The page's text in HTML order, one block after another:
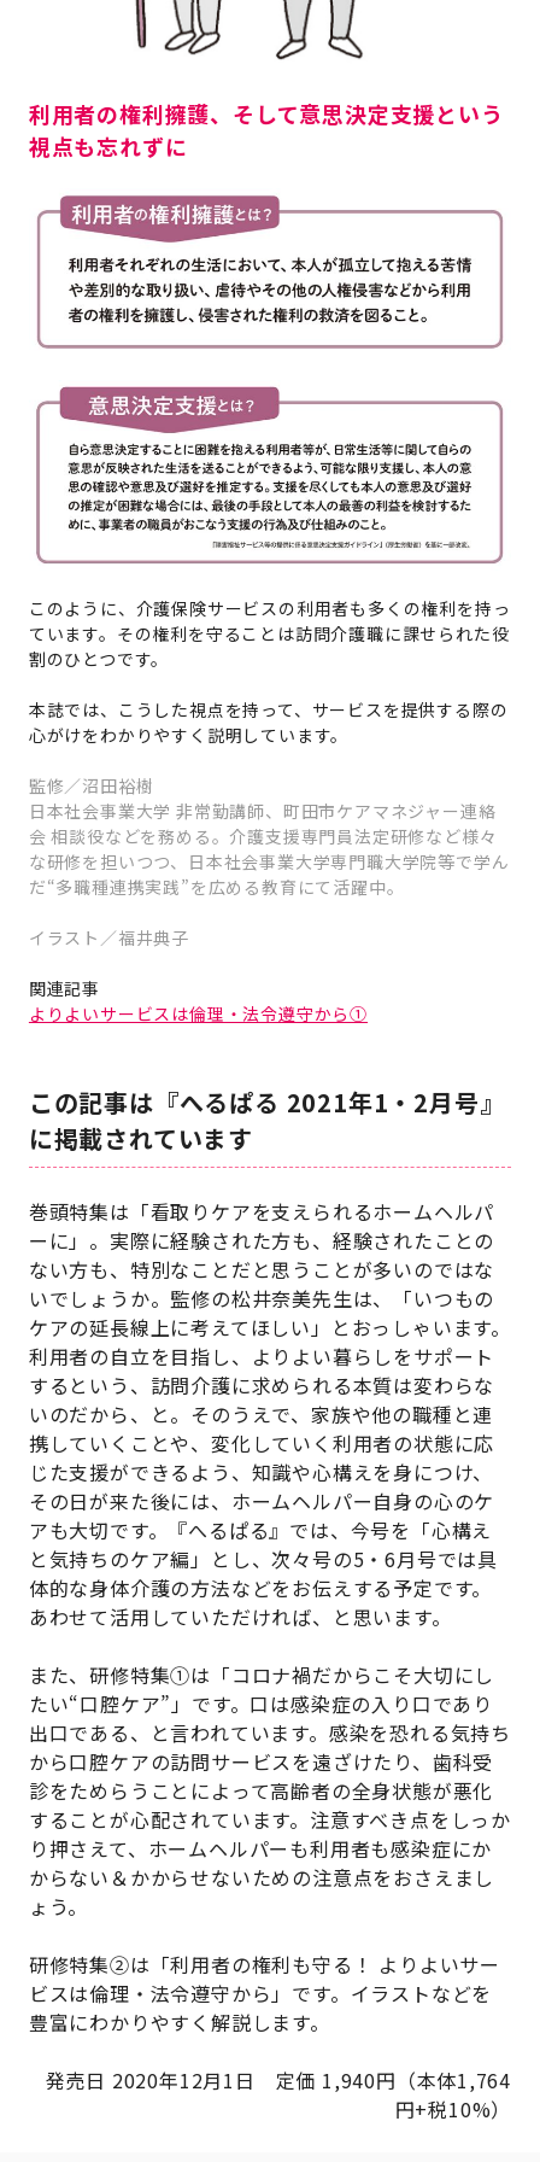
利用者の権利擁護、そして意思決定支援という
視点も忘れずに
このように、介護保険サービスの利用者も多くの権利を持っ
ています。その権利を守ることは訪問介護職に課せられた役
割のひとつです。
本誌では、こうした視点を持って、サービスを提供する際の
心がけをわかりやすく説明しています。
監修／沼田裕樹
日本社会事業大学 非常勤講師、町田市ケアマネジャー連絡
会 相談役などを務める。介護支援専門員法定研修など様々
な研修を担いつつ、日本社会事業大学専門職大学院等で学ん
だ“多職種連携実践”を広める教育にて活躍中。
イラスト／福井典子
関連記事
よりよいサービスは倫理・法令遵守から①
この記事は『へるぱる 2021年1・2月号』
に掲載されています
巻頭特集は「看取りケアを支えられるホームヘルパ
ーに」。実際に経験された方も、経験されたことの
ない方も、特別なことだと思うことが多いのではな
いでしょうか。監修の松井奈美先生は、「いつもの
ケアの延長線上に考えてほしい」とおっしゃいます。
利用者の自立を目指し、よりよい暮らしをサポート
するという、訪問介護に求められる本質は変わらな
いのだから、と。そのうえで、家族や他の職種と連
携していくことや、変化していく利用者の状態に応
じた支援ができるよう、知識や心構えを身につけ、
その日が来た後には、ホームヘルパー自身の心のケ
アも大切です。『へるぱる』では、今号を「心構え
と気持ちのケア編」とし、次々号の5・6月号では具
体的な身体介護の方法などをお伝えする予定です。
あわせて活用していただければ、と思います。
また、研修特集①は「コロナ禍だからこそ大切にし
たい“口腔ケア”」です。口は感染症の入り口であり
出口である、と言われています。感染を恐れる気持ち
から口腔ケアの訪問サービスを遠ざけたり、歯科受
診をためらうことによって高齢者の全身状態が悪化
することが心配されています。注意すべき点をしっか
り押さえて、ホームヘルパーも利用者も感染症にか
からない＆かからせないための注意点をおさえまし
ょう。
研修特集②は「利用者の権利も守る！ よりよいサー
ビスは倫理・法令遵守から」です。イラストなどを
豊富にわかりやすく解説します。
発売日 2020年12月1日 定価 1,940円（本体1,764
円+税10%）